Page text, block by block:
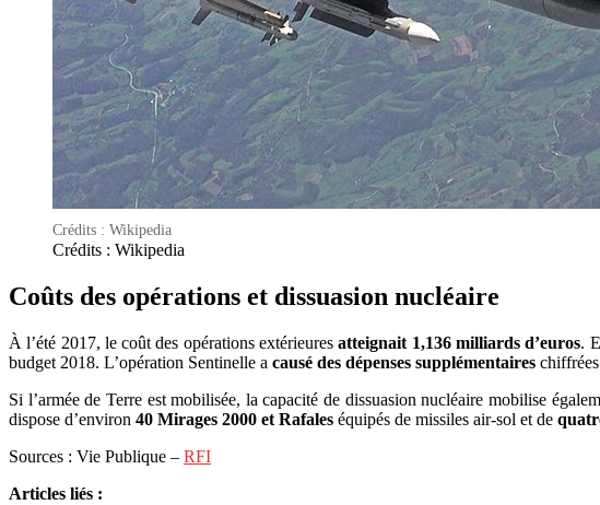
Crédits : Wikipedia
Crédits : Wikipedia
Coûts des opérations et dissuasion nucléaire
À l’été 2017, le coût des opérations extérieuresatteignait 1,136 milliards d’euros.
budget 2018. L’opération Sentinelle a causé des dépenses supplémentaires
Si l’armée de Terre est mobilisée, la capacité de dissuasion nucléaire mobilise
dispose d’environ 40 Mirages 2000 et Rafales équipés de missiles air-sol et de
Sources : Vie Publique – RFI
Articles liés :